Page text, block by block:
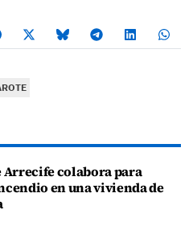
Arrecife colabora para
en una vivienda de